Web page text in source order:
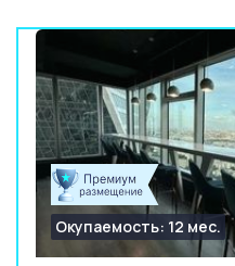
Окупаемость: 12 мес.